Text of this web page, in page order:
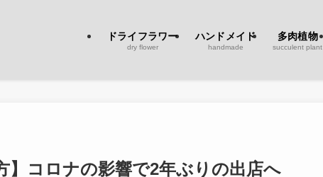
ドライフラワー
dry flower
ハンドメイド
handmade
多肉植物
succulent plant
】コロナの影響で2年ぶりの出店へ